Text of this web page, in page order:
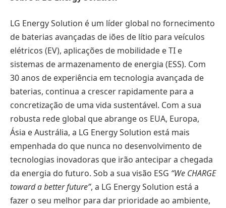
LG Energy Solution é um líder global no fornecimento
de baterias avançadas de iões de lítio para veículos
elétricos (EV), aplicações de mobilidade e TI e
sistemas de armazenamento de energia (ESS). Com
30 anos de experiência em tecnologia avançada de
baterias, continua a crescer rapidamente para a
concretização de uma vida sustentável. Com a sua
robusta rede global que abrange os EUA, Europa,
Ásia e Austrália, a LG Energy Solution está mais
empenhada do que nunca no desenvolvimento de
tecnologias inovadoras que irão antecipar a chegada
da energia do futuro. Sob a sua visão ESG “We CHARGE
toward a better future”, a LG Energy Solution está a
fazer o seu melhor para dar prioridade ao ambiente,